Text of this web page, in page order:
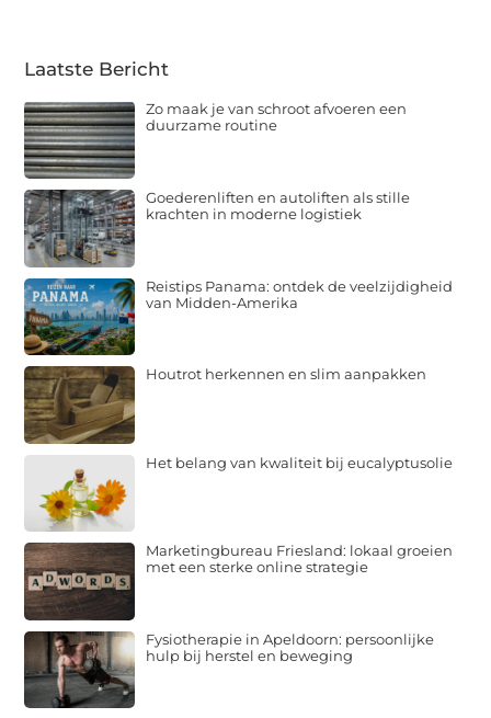
Laatste Bericht
Zo maak je van schroot afvoeren een
duurzame routine
Goederenliften en autoliften als stille
krachten in moderne logistiek
Reistips Panama: ontdek de veelzijdigheid
van Midden-Amerika
Houtrot herkennen en slim aanpakken
Het belang van kwaliteit bij eucalyptusolie
Marketingbureau Friesland: lokaal groeien
met een sterke online strategie
Fysiotherapie in Apeldoorn: persoonlijke
hulp bij herstel en beweging